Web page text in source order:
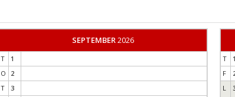
SEPTEMBER2026
T
1
O
2
T
3
T
1
F
L